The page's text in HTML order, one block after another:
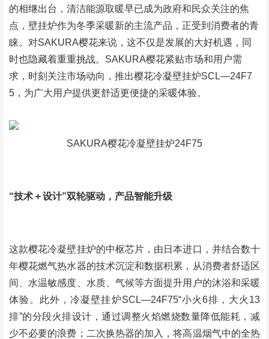
的相继出台，清洁能源取暖早已成为政府和民众关注的焦
点，壁挂炉作为冬季采暖新的主流产品，正受到消费者的青
睐。对SAKURA樱花来说，这不仅是发展的大好机遇，同
时也隐藏着重重挑战。SAKURA樱花紧贴市场和用户需
求，时刻关注市场动向，推出樱花冷凝壁挂炉SCL—24F7
5，为广大用户提供更舒适更便捷的采暖体验。
SAKURA樱花冷凝壁挂炉24F75
“技术＋设计”双轮驱动，产品智能升级
这款樱花冷凝壁挂炉的中枢芯片，由日本进口，并结合数十
年樱花燃气热水器的技术沉淀和数据积累，从消费者舒适区
间、水温敏感度、水质、气候等方面提升用户的沐浴和采暖
体验。此外，冷凝壁挂炉SCL—24F75“小火6排，大火13
排”的分段火排设计，通过调整火焰燃烧数量降低能耗，减
少不必要的浪费；二次换热器的加入，将高温烟气中的全热